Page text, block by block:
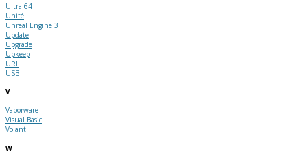
Ultra 64
Unité
Unreal Engine 3
Update
Upgrade
Upkeep
URL
USB
V
Vaporware
Visual Basic
Volant
W